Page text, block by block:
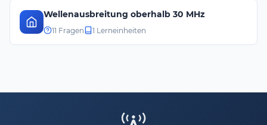
Wellenausbreitung oberhalb 30 MHz
11 Fragen 1 Lerneinheiten